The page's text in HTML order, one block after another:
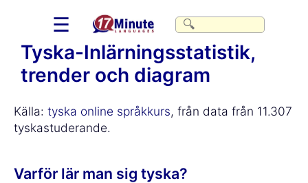
☰
Tyska-Inlärningsstatistik,
trender och diagram
Källa: tyska online språkkurs, från data från 11.307
tyskastuderande.
Varför lär man sig tyska?